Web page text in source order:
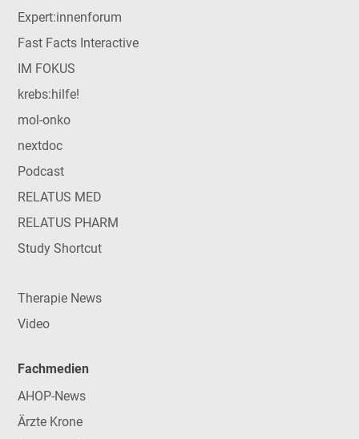
Expert:innenforum
Fast Facts Interactive
IM FOKUS
krebs:hilfe!
mol-onko
nextdoc
Podcast
RELATUS MED
RELATUS PHARM
Study Shortcut
Therapie News
Video
Fachmedien
AHOP-News
Ärzte Krone